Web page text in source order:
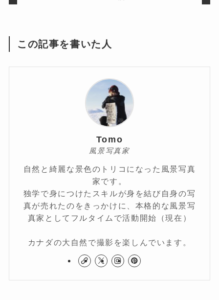
この記事を書いた人
Tomo
風景写真家
自然と綺麗な景色のトリコになった風景写真
家です。
独学で身につけたスキルが身を結び自身の写
真が売れたのをきっかけに、本格的な風景写
真家としてフルタイムで活動開始（現在）
カナダの大自然で撮影を楽しんでいます。